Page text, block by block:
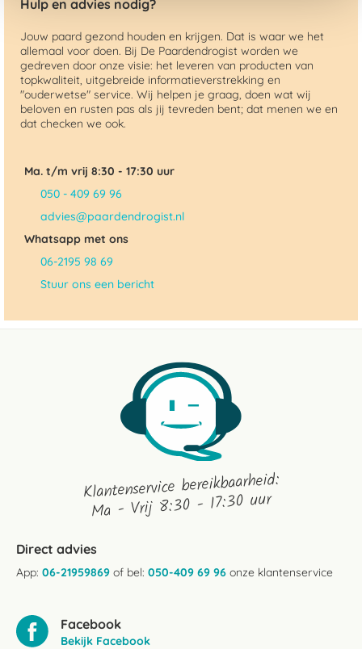
Hulp en advies nodig?
Jouw paard gezond houden en krijgen. Dat is waar we het
allemaal voor doen. Bij De Paardendrogist worden we
gedreven door onze visie: het leveren van producten van
topkwaliteit, uitgebreide informatieverstrekking en
"ouderwetse" service. Wij helpen je graag, doen wat wij
beloven en rusten pas als jij tevreden bent; dat menen we en
dat checken we ook.
Ma. t/m vrij 8:30 - 17:30 uur
050 - 409 69 96
advies@paardendrogist.nl
Whatsapp met ons
06-2195 98 69
Stuur ons een bericht
Klantenservice bereikbaarheid:
Ma - Vrij 8:30 - 17:30 uur
Direct advies
App: 06-21959869 of bel: 050-409 69 96 onze klantenservice
Facebook
Bekijk Facebook